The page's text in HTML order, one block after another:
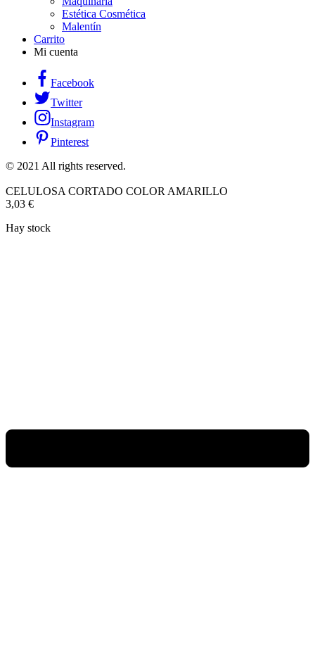
Estética Cosmética
Malentín
Carrito
Mi cuenta
Facebook
Twitter
Instagram
Pinterest
© 2021 All rights reserved.
CELULOSA CORTADO COLOR AMARILLO
3,03 €
Hay stock